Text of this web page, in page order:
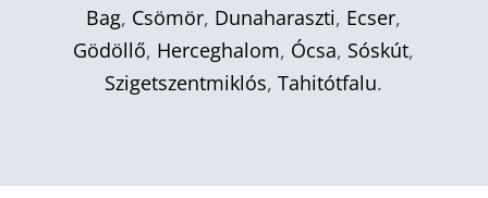
Bag, Csömör, Dunaharaszti, Ecser,
Gödöllő, Herceghalom, Ócsa, Sóskút,
Szigetszentmiklós,Tahitótfalu.